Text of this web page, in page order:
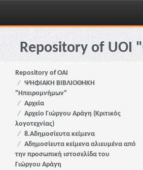
Skip
navigationRepository of UOI
Repository of OAI
ΨΗΦΙΑΚΗ ΒΙΒΛΙΟΘΗΚΗ
"Ηπειρομνήμων"
Αρχεία
Αρχείο Γιώργου Αράγη (Κριτικός
λογοτεχνίας)
8.Αδημοσίευτα κείμενα
Αδημοσίευτα κείμενα αλιευμένα από
την προσωπική ιστοσελίδα του
Γιώργου Αράγη